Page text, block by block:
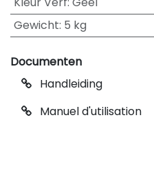
Gewicht: 5 kg
Documenten
Handleiding
Manuel d'utilisation